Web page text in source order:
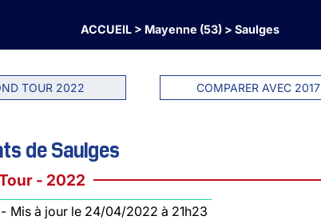
ACCUEIL> Mayenne (53)> Saulges
TOUR 2022 COMPARER AVEC 2017
de Saulges
- 2022
- Mis à jour le 24/04/2022 à 21h23